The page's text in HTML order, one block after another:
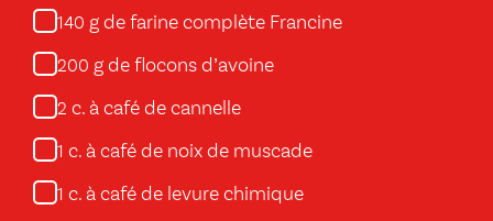
140 g de farine complète Francine
200 g de flocons d’avoine
2 c. à café de cannelle
1 c. à café de noix de muscade
1 c. à café de levure chimique